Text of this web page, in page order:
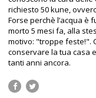
richiesto 50 kune,
Forse perchè l’acqua è
morto 5 mesi fa, alla
motivo: "troppe feste!".
conservare la tua casa
tanti anni ancora.